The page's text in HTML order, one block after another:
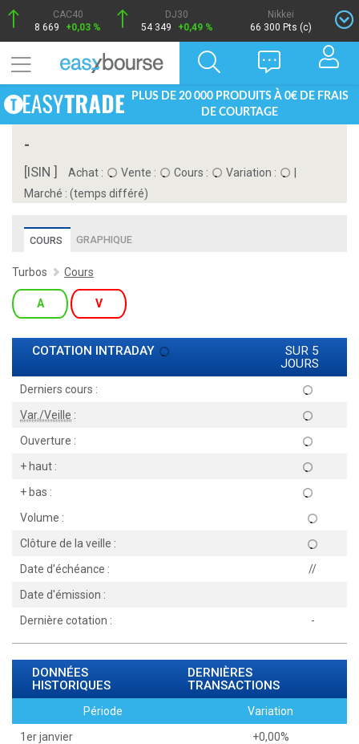
CAC40
8 669
+0,03 %
DJ30
54 349
+0,49 %
Nikkei
66 300 Pts (c)
PLUS DE 20 000 PRODUITS À 0€ DE FRAIS
DE COURTAGE
-
[ISIN ] Achat : Vente : Cours : Variation :
Marché : (temps différé)
COURS GRAPHIQUE
Turbos Cours
A V
COTATION INTRADAY
SUR 5
JOURS
Derniers cours :
Var./Veille :
Ouverture :
+ haut :
+ bas :
Volume :
Clôture de la veille :
Date d'échéance :
//
Date d'émission :
Dernière cotation :
-
DONNÉES
HISTORIQUES
DERNIÈRES
TRANSACTIONS
Période
Variation
1er janvier
+0,00%